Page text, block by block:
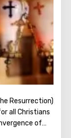
Resurrection)
all Christians
of
buried and